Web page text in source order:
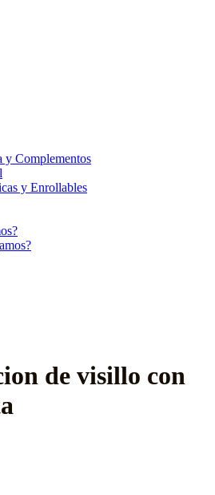
y Complementos
y Enrollables
de visillo con